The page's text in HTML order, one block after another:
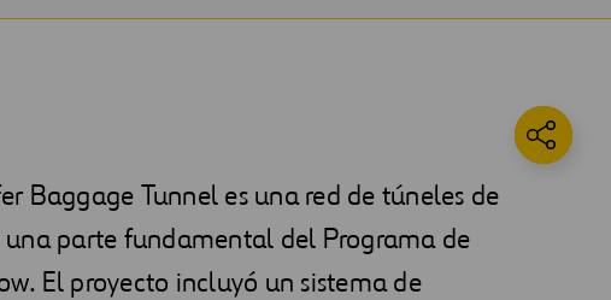
Baggage Tunnel es una red de túneles de
una parte fundamental del Programa de
El proyecto incluyó un sistema de